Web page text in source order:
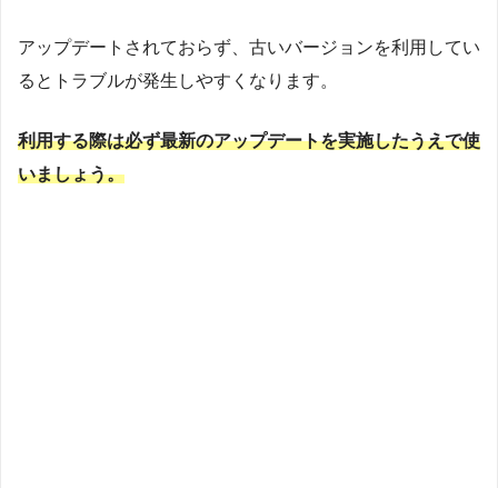
アップデートされておらず、古いバージョンを利用してい
るとトラブルが発生しやすくなります。
利用する際は必ず最新のアップデートを実施したうえで使
いましょう。